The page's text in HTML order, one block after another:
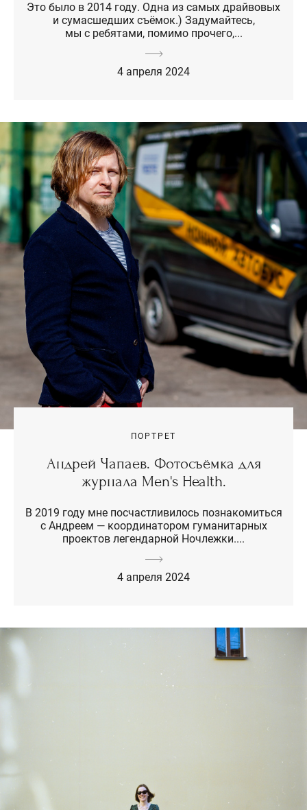
Это было в 2014 году. Одна из самых драйвовых
и сумасшедших съёмок.) Задумайтесь,
мы с ребятами, помимо прочего,...
4 апреля 2024
ПОРТРЕТ
Андрей Чапаев. Фотосъёмка для
журнала Men's Health.
В 2019 году мне посчастливилось познакомиться
с Андреем — координатором гуманитарных
проектов легендарной Ночлежки....
4 апреля 2024